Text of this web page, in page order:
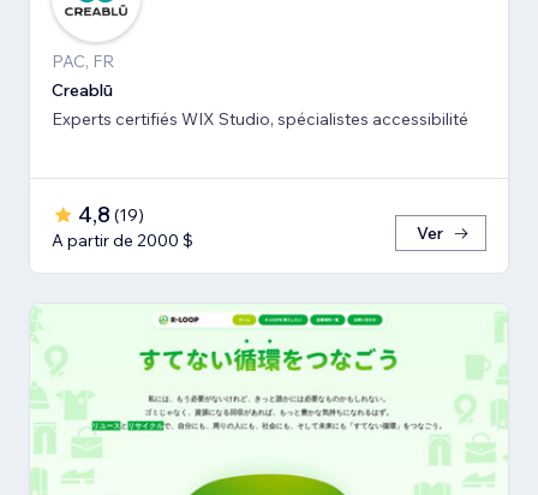
PAC, FR
Creablū
Experts certifiés WIX Studio, spécialistes accessibilité
4,8 (19)
A partir de 2000 $
Ver